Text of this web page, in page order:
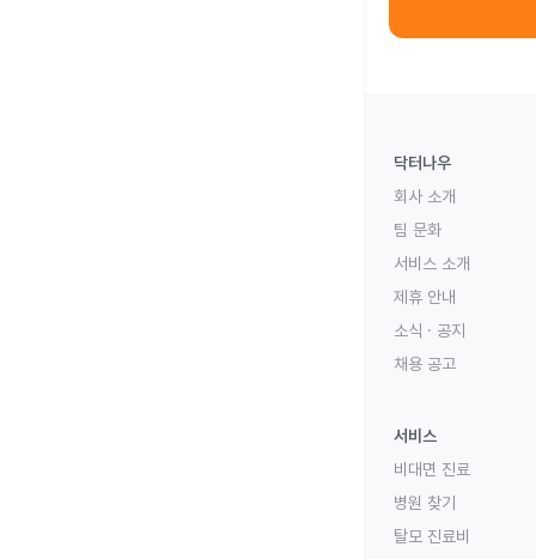
닥터나우
회사 소개
팀 문화
서비스 소개
제휴 안내
소식 · 공지
채용 공고
서비스
비대면 진료
병원 찾기
탈모 진료비